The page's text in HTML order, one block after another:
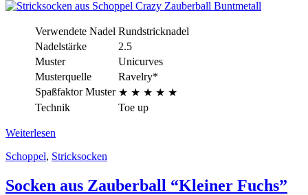
Verwendete Nadel Rundstricknadel
Nadelstärke
2.5
Muster
Unicurves
Musterquelle
Ravelry*
Spaßfaktor Muster ★ ★ ★ ★ ★
Technik
Toe up
Weiterlesen
Schoppel, Stricksocken
Socken aus Zauberball “Kleiner Fuchs”